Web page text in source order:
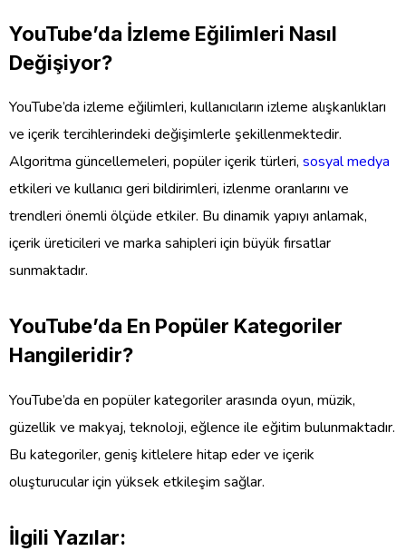
YouTube’da İzleme Eğilimleri Nasıl
Değişiyor?
YouTube’da izleme eğilimleri, kullanıcıların izleme alışkanlıkları
ve içerik tercihlerindeki değişimlerle şekillenmektedir.
Algoritma güncellemeleri, popüler içerik türleri, sosyal medya
etkileri ve kullanıcı geri bildirimleri, izlenme oranlarını ve
trendleri önemli ölçüde etkiler. Bu dinamik yapıyı anlamak,
içerik üreticileri ve marka sahipleri için büyük fırsatlar
sunmaktadır.
YouTube’da En Popüler Kategoriler
Hangileridir?
YouTube’da en popüler kategoriler arasında oyun, müzik,
güzellik ve makyaj, teknoloji, eğlence ile eğitim bulunmaktadır.
Bu kategoriler, geniş kitlelere hitap eder ve içerik
oluşturucular için yüksek etkileşim sağlar.
İlgili Yazılar: